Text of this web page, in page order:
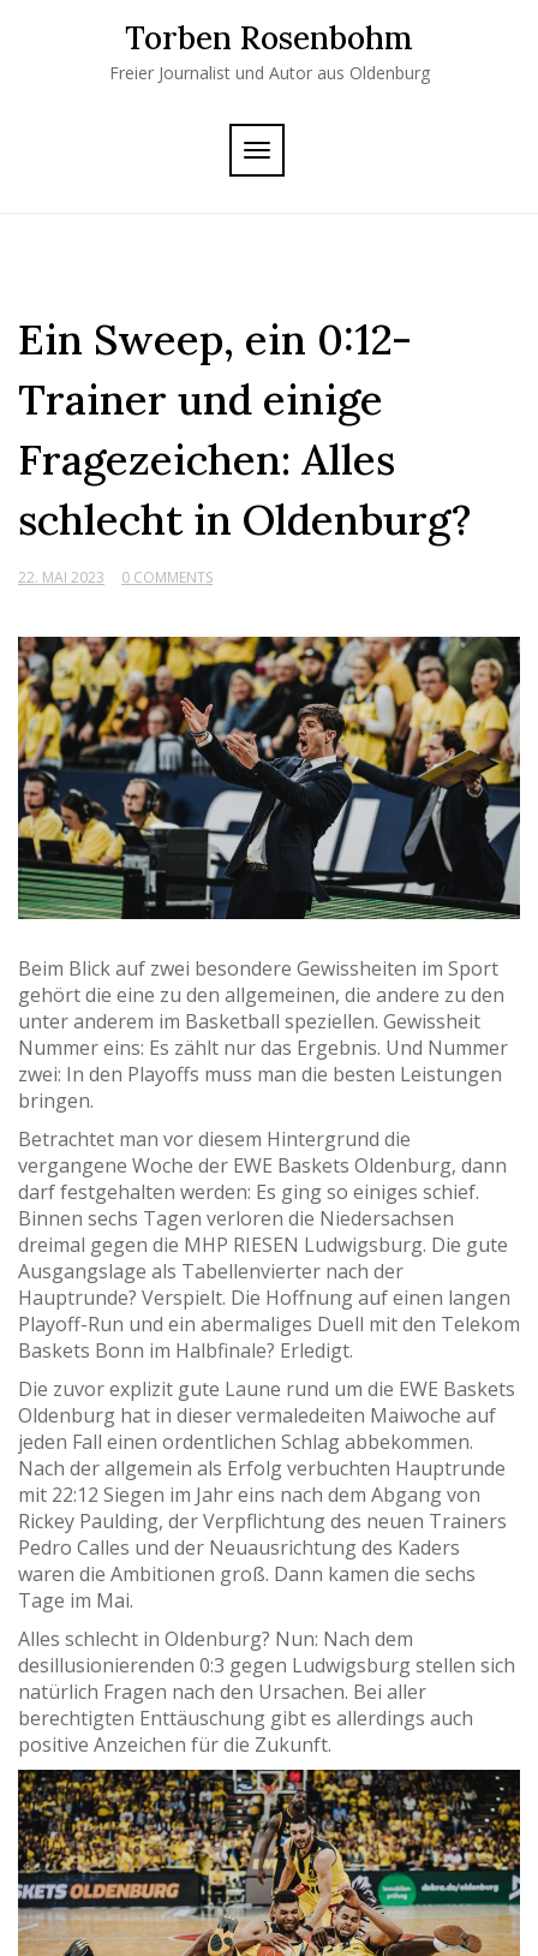
Torben Rosenbohm
Freier Journalist und Autor aus Oldenburg
TOGGLE
NAVIGATION
Ein Sweep, ein 0:12-
Trainer und einige
Fragezeichen: Alles
schlecht in Oldenburg?
22. MAI 2023 0 COMMENTS
Beim Blick auf zwei besondere Gewissheiten im Sport
gehört die eine zu den allgemeinen, die andere zu den
unter anderem im Basketball speziellen. Gewissheit
Nummer eins: Es zählt nur das Ergebnis. Und Nummer
zwei: In den Playoffs muss man die besten Leistungen
bringen.
Betrachtet man vor diesem Hintergrund die
vergangene Woche der EWE Baskets Oldenburg, dann
darf festgehalten werden: Es ging so einiges schief.
Binnen sechs Tagen verloren die Niedersachsen
dreimal gegen die MHP RIESEN Ludwigsburg. Die gute
Ausgangslage als Tabellenvierter nach der
Hauptrunde? Verspielt. Die Hoffnung auf einen langen
Playoff-Run und ein abermaliges Duell mit den Telekom
Baskets Bonn im Halbfinale? Erledigt.
Die zuvor explizit gute Laune rund um die EWE Baskets
Oldenburg hat in dieser vermaledeiten Maiwoche auf
jeden Fall einen ordentlichen Schlag abbekommen.
Nach der allgemein als Erfolg verbuchten Hauptrunde
mit 22:12 Siegen im Jahr eins nach dem Abgang von
Rickey Paulding, der Verpflichtung des neuen Trainers
Pedro Calles und der Neuausrichtung des Kaders
waren die Ambitionen groß. Dann kamen die sechs
Tage im Mai.
Alles schlecht in Oldenburg? Nun: Nach dem
desillusionierenden 0:3 gegen Ludwigsburg stellen sich
natürlich Fragen nach den Ursachen. Bei aller
berechtigten Enttäuschung gibt es allerdings auch
positive Anzeichen für die Zukunft.